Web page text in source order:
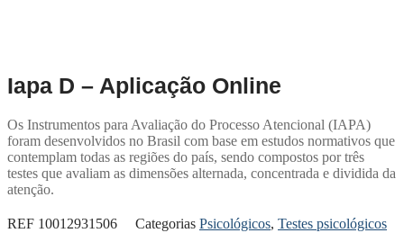
Iapa D – Aplicação Online
Os Instrumentos para Avaliação do Processo Atencional (IAPA)
foram desenvolvidos no Brasil com base em estudos normativos que
contemplam todas as regiões do país, sendo compostos por três
testes que avaliam as dimensões alternada, concentrada e dividida da
atenção.
REF 10012931506 Categorias Psicológicos, Testes psicológicos